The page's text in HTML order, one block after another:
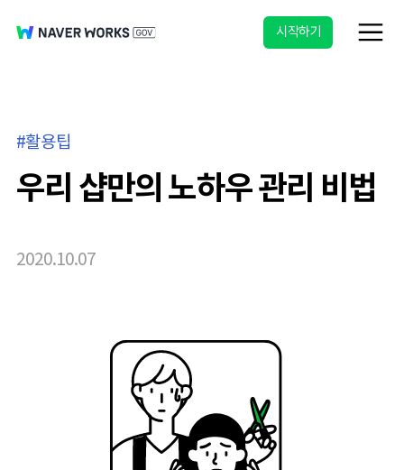
시작하기
활용팁
우리 샵만의 노하우 관리 비법
2020.10.07